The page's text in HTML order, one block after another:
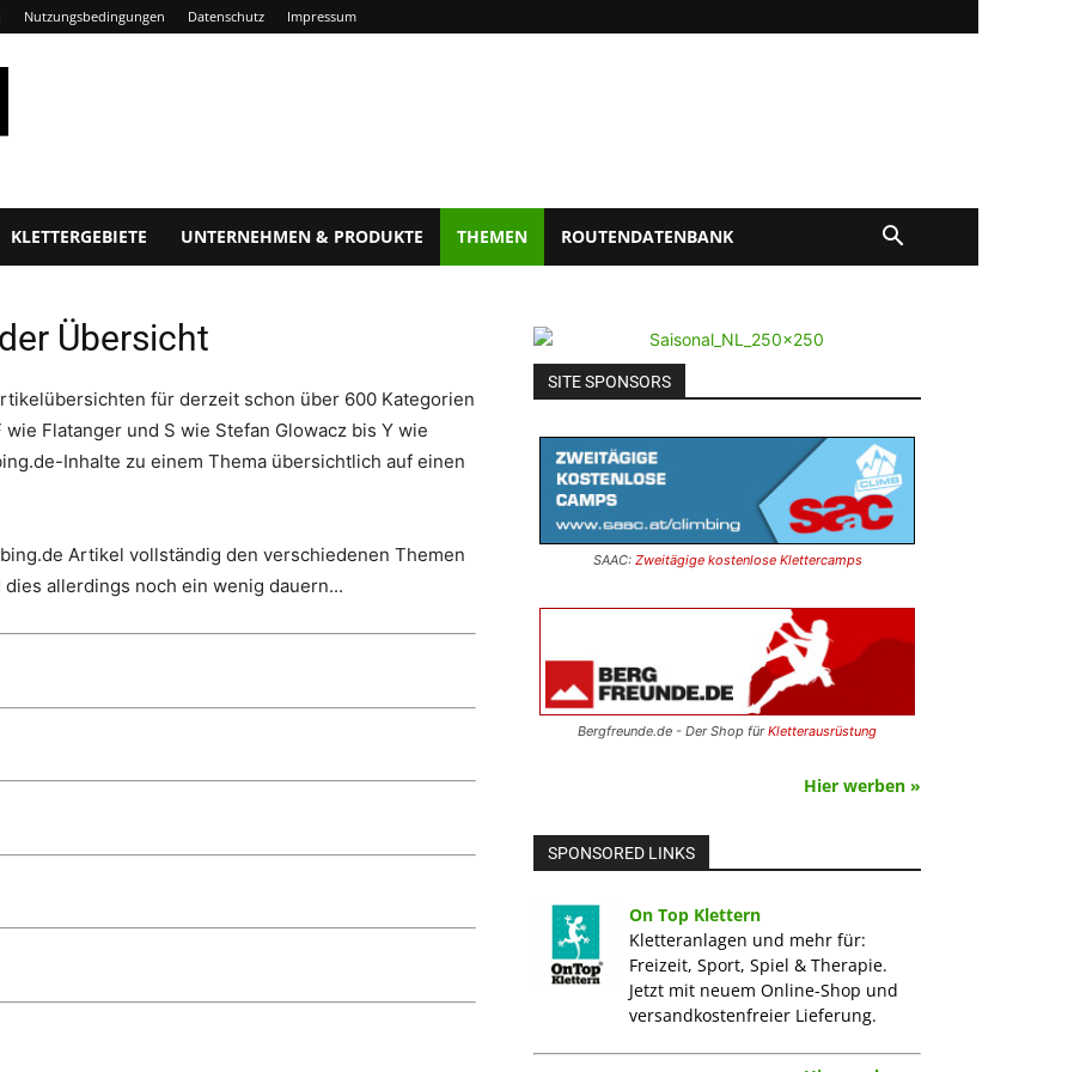
Nutzungsbedingungen Datenschutz Impressum
KLETTERGEBIETE UNTERNEHMEN & PRODUKTE THEMEN ROUTENDATENBANK
Übersicht
für derzeit schon über 600 Kategorien
Flatanger und S wie Stefan Glowacz bis Y wie
Inhalte zu einem Thema übersichtlich auf einen
Artikel vollständig den verschiedenen Themen
allerdings noch ein wenig dauern...
SITE SPONSORS
SAAC: Zweitägige kostenlose Klettercamps
Bergfreunde.de - Der Shop fürKletterausrüstung
Hier werben »
SPONSORED LINKS
On Top Klettern
Kletteranlagen und mehr für:
Freizeit, Sport, Spiel & Therapie.
Jetzt mit neuem Online-Shop und
versandkostenfreier Lieferung.